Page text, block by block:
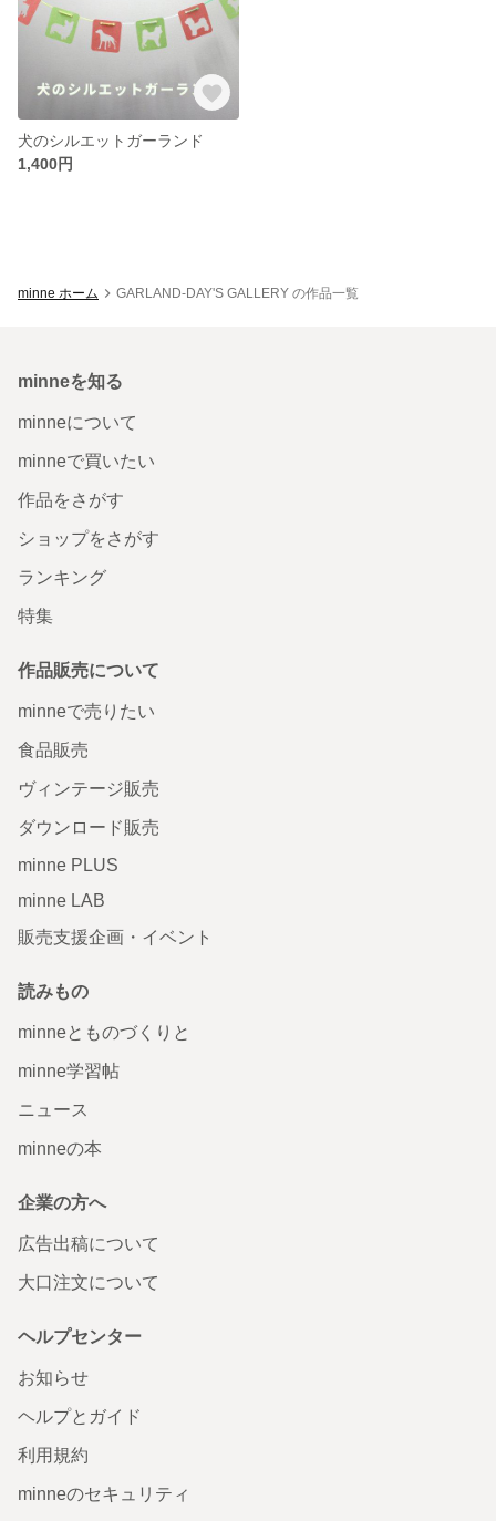
犬のシルエットガーランド
1,400円
minne ホーム GARLAND-DAY'S GALLERY の作品一覧
minneを知る
minneについて
minneで買いたい
作品をさがす
ショップをさがす
ランキング
特集
作品販売について
minneで売りたい
食品販売
ヴィンテージ販売
ダウンロード販売
minne PLUS
minne LAB
販売支援企画・イベント
読みもの
minneとものづくりと
minne学習帖
ニュース
minneの本
企業の方へ
広告出稿について
大口注文について
ヘルプセンター
お知らせ
ヘルプとガイド
利用規約
minneのセキュリティ